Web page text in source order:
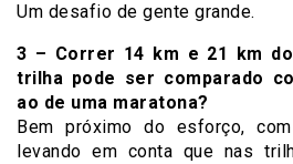
Um desafio de gente grande.
3 – Correr 14 km e 21 km
trilha pode ser comparado
ao de uma maratona?
Bem próximo do esforço,
levando em conta que nas